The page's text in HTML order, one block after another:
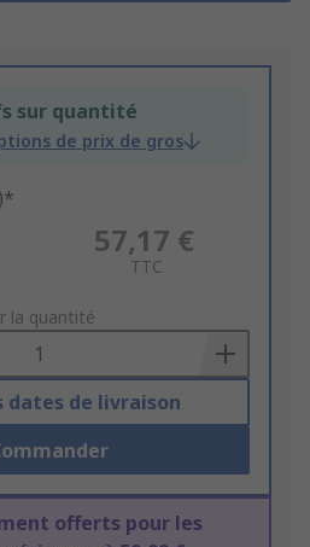
sur quantité
de prix de gros
57,17 €
TTC
la quantité
dates de livraison
offerts pour les